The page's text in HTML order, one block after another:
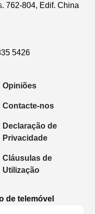
762-804, Edif. China
5426
Opiniões
Contacte-nos
Declaração de
Privacidade
Cláusulas de
Utilização
de telemóvel